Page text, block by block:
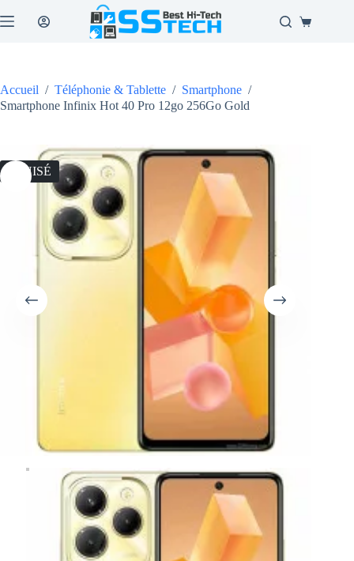
au
Panier
Accueil / Téléphonie & Tablette / Smartphone /
Smartphone Infinix Hot 40 Pro 12go 256Go Gold
ÉPUISÉ